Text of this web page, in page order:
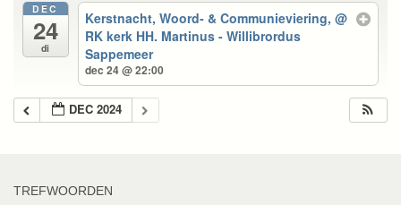
DEC
24
di
Kerstnacht, Woord- & Communieviering,@
RK kerk HH. Martinus - Willibrordus
Sappemeer
dec 24 @ 22:00
DEC 2024
TREFWOORDEN